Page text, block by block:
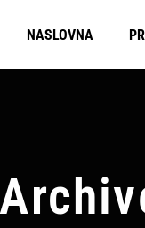
NASLOVNA